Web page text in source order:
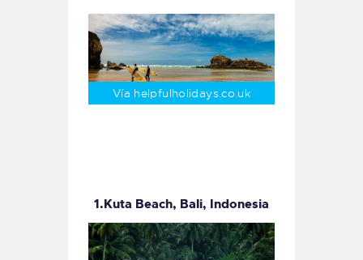
Vía helpfulholidays.co.uk
1.Kuta Beach, Bali, Indonesia